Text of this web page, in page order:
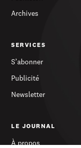
Archives
SERVICES
S’abonner
Publicité
Newsletter
LE JOURNAL
À propos